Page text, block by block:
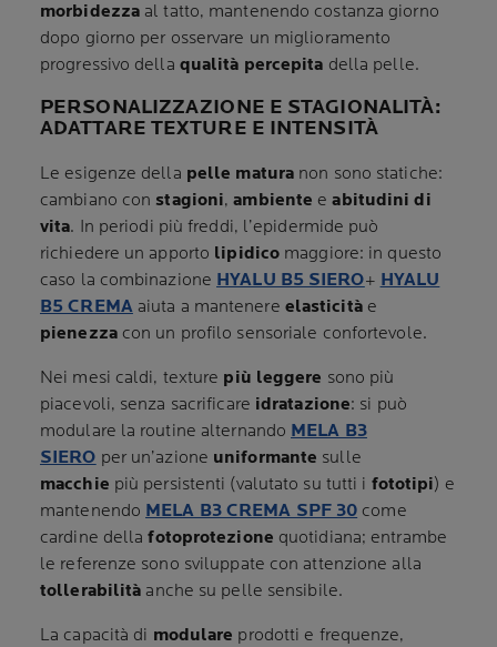
morbidezza al tatto, mantenendo costanza giorno
dopo giorno per osservare un miglioramento
progressivo della qualità percepita della pelle.
PERSONALIZZAZIONE E STAGIONALITÀ:
ADATTARE TEXTURE E INTENSITÀ
Le esigenze della pelle matura non sono statiche:
cambiano con stagioni,ambiente eabitudini di
vita. In periodi più freddi, l’epidermide può
richiedere un apporto lipidico maggiore: in questo
caso la combinazione HYALU B5 SIERO+ HYALU
B5 CREMAaiuta a mantenere elasticitàe
pienezza con un profilo sensoriale confortevole.
Nei mesi caldi, texture più leggere sono più
piacevoli, senza sacrificare idratazione: si può
modulare la routine alternando MELA B3
SIERO per un’azione uniformante sulle
macchie più persistenti (valutato su tutti i fototipi) e
mantenendo MELA B3 CREMA SPF 30 come
cardine dellafotoprotezione quotidiana; entrambe
le referenze sono sviluppate con attenzione alla
tollerabilità anche su pelle sensibile.
La capacità di modulare prodotti e frequenze,